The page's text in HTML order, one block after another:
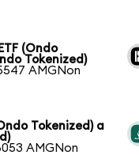
(Ondo
Tokenized)
AMGNon
Tokenized) a
AMGNon